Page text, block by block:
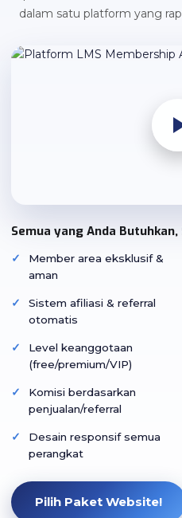
dalam satu platform yang
Semua yang Anda
Member area eksklusif &
aman
Sistem afiliasi & referral
otomatis
Level keanggotaan
(free/premium/VIP)
Komisi berdasarkan
penjualan/referral
Desain responsif semua
perangkat
Pilih Paket Website!